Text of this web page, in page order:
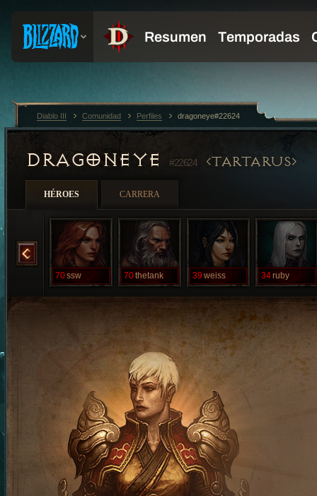
DRAGONEYE #22624 TARTARUS
HÉROES CARRERA
70ssw 70thetank 39weiss 34ruby
Diablo III Comunidad Perfiles dragoneye#22624